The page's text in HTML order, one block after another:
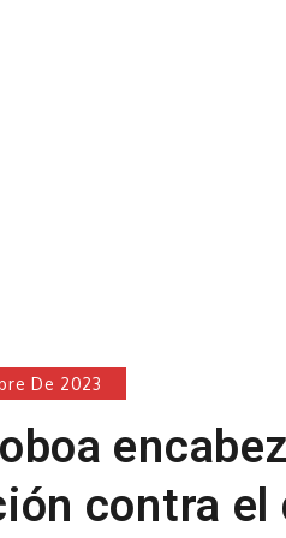
De 2023
contra el